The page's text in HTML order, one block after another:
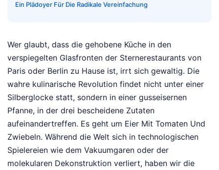
Ein Plädoyer Für Die Radikale Vereinfachung
Wer glaubt, dass die gehobene Küche in den
verspiegelten Glasfronten der Sternerestaurants von
Paris oder Berlin zu Hause ist, irrt sich gewaltig. Die
wahre kulinarische Revolution findet nicht unter einer
Silberglocke statt, sondern in einer gusseisernen
Pfanne, in der drei bescheidene Zutaten
aufeinandertreffen. Es geht um Eier Mit Tomaten Und
Zwiebeln. Während die Welt sich in technologischen
Spielereien wie dem Vakuumgaren oder der
molekularen Dekonstruktion verliert, haben wir die